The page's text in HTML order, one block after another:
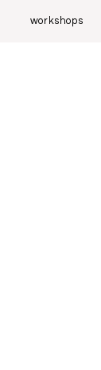
workshops